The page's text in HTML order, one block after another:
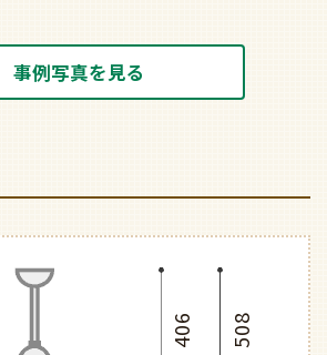
事例写真を見る
508
406